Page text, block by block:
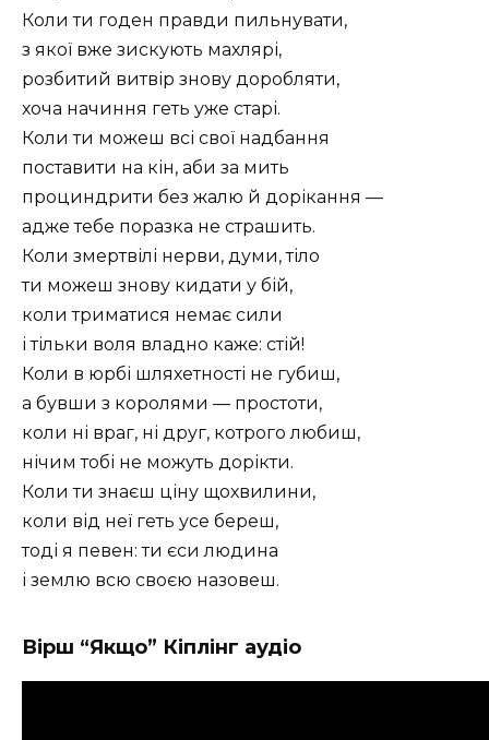
Коли ти годен правди пильнувати,
з якої вже зискують махлярі,
розбитий витвір знову доробляти,
хоча начиння геть уже старі.
Коли ти можеш всі свої надбання
поставити на кін, аби за мить
проциндрити без жалю й дорікання —
адже тебе поразка не страшить.
Коли змертвілі нерви, думи, тіло
ти можеш знову кидати у бій,
коли триматися немає сили
і тільки воля владно каже: стій!
Коли в юрбі шляхетності не губиш,
а бувши з королями — простоти,
коли ні враг, ні друг, котрого любиш,
нічим тобі не можуть дорікти.
Коли ти знаєш ціну щохвилини,
коли від неї геть усе береш,
тоді я певен: ти єси людина
і землю всю своєю назовеш.
Вірш “Якщо” Кіплінг аудіо